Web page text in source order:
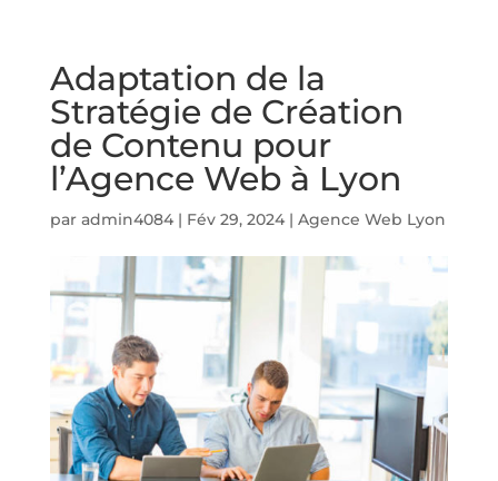
Adaptation de la
Stratégie de Création
de Contenu pour
l’Agence Web à Lyon
par admin4084| Fév 29, 2024| Agence Web Lyon